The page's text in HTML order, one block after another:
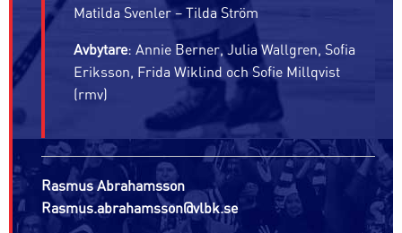
Matilda Svenler – Tilda Ström
Avbytare: Annie Berner, Julia Wallgren, Sofia
Eriksson, Frida Wiklind och Sofie Millqvist
(rmv)
Rasmus Abrahamsson
Rasmus.abrahamsson@vlbk.se